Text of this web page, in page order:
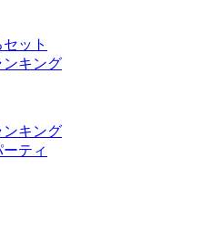
ット
ンキング
ンキング
ティ